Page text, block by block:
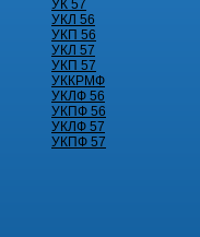
УК 57
УКЛ 56
УКП 56
УКЛ 57
УКП 57
УККРМФ
УКЛФ 56
УКПФ 56
УКЛФ 57
УКПФ 57